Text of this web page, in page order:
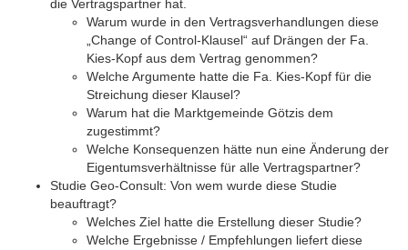
die Vertragspartner hat.
Warum wurde in den Vertragsverhandlungen diese
„Change of Control-Klausel“ auf Drängen der Fa.
Kies-Kopf aus dem Vertrag genommen?
Welche Argumente hatte die Fa. Kies-Kopf für die
Streichung dieser Klausel?
Warum hat die Marktgemeinde Götzis dem
zugestimmt?
Welche Konsequenzen hätte nun eine Änderung der
Eigentumsverhältnisse für alle Vertragspartner?
Studie Geo-Consult: Von wem wurde diese Studie
beauftragt?
Welches Ziel hatte die Erstellung dieser Studie?
Welche Ergebnisse / Empfehlungen liefert diese